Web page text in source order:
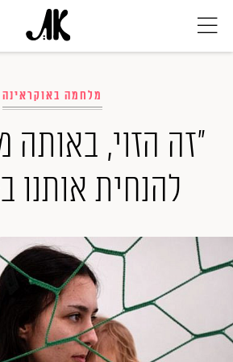
אופנה
ביוטי
סלבס
ערוצים נוספים
המגזין
מלחמה באוקראינה
"זה הזוי, באותה
להנחית אותנו ב-